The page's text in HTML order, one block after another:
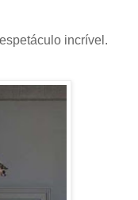
incrível.